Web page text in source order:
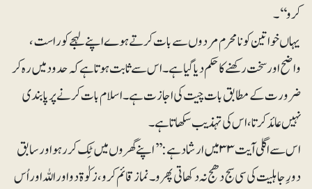
کرو‘‘۔
یہاں خواتین کو نا محرم مردوں سے بات کرتے ہوے اپنے لہجے کو راست،
واضح اور سخت رکھنے کا حکم دیا گیا ہے۔ اس سے ثابت ہوتا ہے کہ حدود میں رہ کر
ضرورت کے مطابق بات چیت کی اجازت ہے۔ اسلام بات کرنے پر پابندی
نہیں عائد کرتا، اس کی تہذیب سکھاتا ہے۔
اس سے اگلی آیت ۳۳ میں ارشاد ہے:’’اپنے گھروں میں ٹِک کر رہو اور سابق
دورِ جاہلیت کی سی سج دھج نہ دکھاتی پھرو۔ نماز قائم کرو، زکوٰۃ دو اور اللہ اور اُس